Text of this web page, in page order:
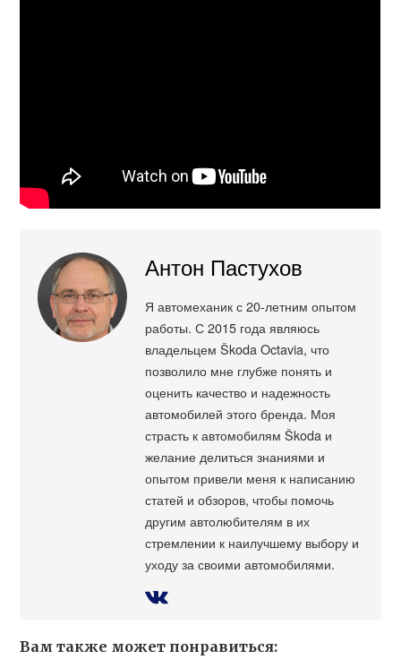
Антон Пастухов
Я автомеханик с 20-летним опытом
работы. С 2015 года являюсь
владельцем Škoda Octavia, что
позволило мне глубже понять и
оценить качество и надежность
автомобилей этого бренда. Моя
страсть к автомобилям Škoda и
желание делиться знаниями и
опытом привели меня к написанию
статей и обзоров, чтобы помочь
другим автолюбителям в их
стремлении к наилучшему выбору и
уходу за своими автомобилями.
Вам также может понравиться: